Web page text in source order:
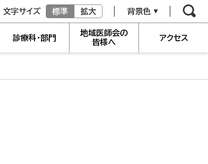
文字サイズ 標準 拡大 背景色
診療科・部門
地域医師会の
皆様へ
アクセス